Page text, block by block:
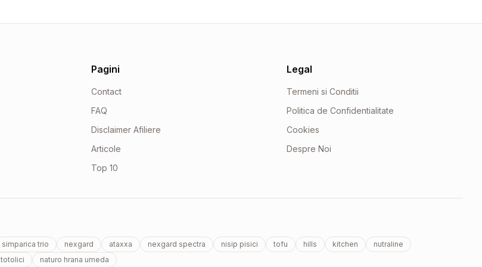
Pagini
Contact
FAQ
Disclaimer Afiliere
Articole
Top 10
Legal
Termeni si Conditii
Politica de Confidentialitate
Cookies
Despre Noi
simparica trio nexgard ataxxa nexgard spectra nisip pisici tofu hills kitchen
nutraline
totolici naturo hrana umeda